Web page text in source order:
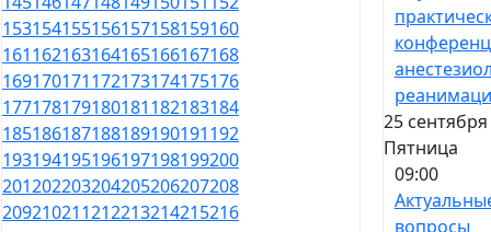
153154155156157158159160
161162163164165166167168
169170171172173174175176
177178179180181182183184
185186187188189190191192
193194195196197198199200
201202203204205206207208
209210211212213214215216
25
Пятница
09:00
вопросы